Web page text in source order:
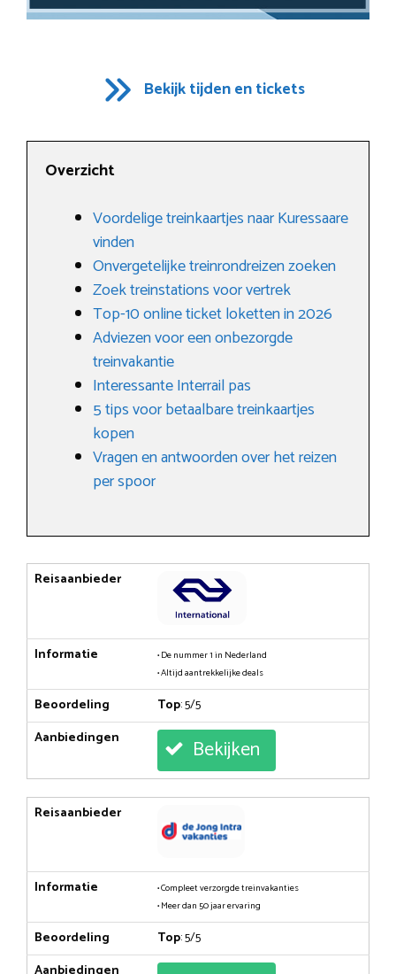
Bekijk tijden en tickets
Overzicht
Voordelige treinkaartjes naar Kuressaare
vinden
Onvergetelijke treinrondreizen zoeken
Zoek treinstations voor vertrek
Top-10 online ticket loketten in 2026
Adviezen voor een onbezorgde
treinvakantie
Interessante Interrail pas
5 tips voor betaalbare treinkaartjes
kopen
Vragen en antwoorden over het reizen
per spoor
Reisaanbieder
Informatie
• De nummer 1 in Nederland
• Altijd aantrekkelijke deals
Beoordeling Top: 5/5
Aanbiedingen
Bekijken
Reisaanbieder
Informatie
• Compleet verzorgde treinvakanties
• Meer dan 50 jaar ervaring
Beoordeling Top: 5/5